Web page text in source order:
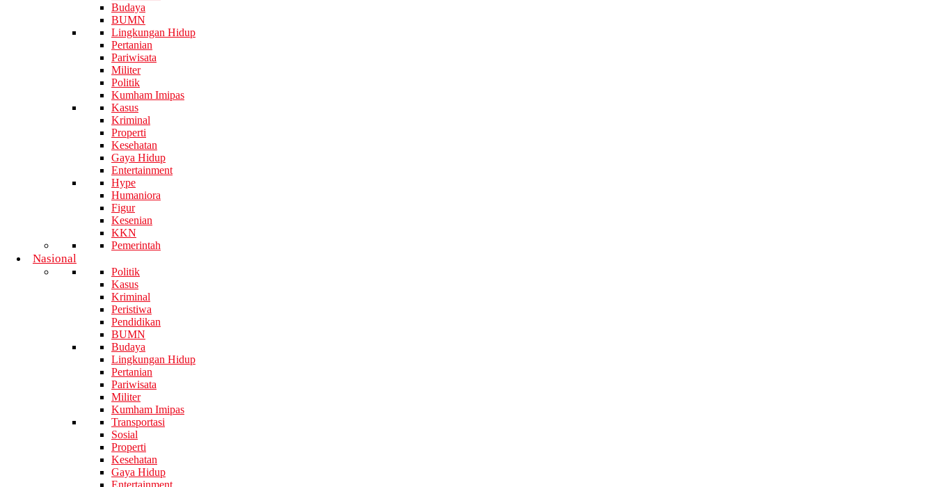
Budaya
BUMN
Lingkungan Hidup
Pertanian
Pariwisata
Militer
Politik
Kumham Imipas
Kasus
Kriminal
Properti
Kesehatan
Gaya Hidup
Entertainment
Hype
Humaniora
Figur
Kesenian
KKN
Pemerintah
Nasional
Politik
Kasus
Kriminal
Peristiwa
Pendidikan
BUMN
Budaya
Lingkungan Hidup
Pertanian
Pariwisata
Militer
Kumham Imipas
Transportasi
Sosial
Properti
Kesehatan
Gaya Hidup
Entertainment